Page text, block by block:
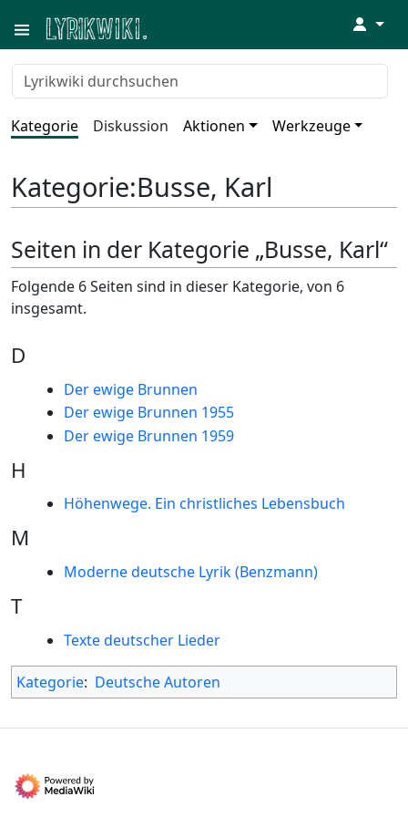
↓
Kategorie Diskussion Aktionen Werkzeuge
Kategorie:Busse, Karl
Seiten in der Kategorie „Busse, Karl“
Folgende 6 Seiten sind in dieser Kategorie, von 6
insgesamt.
D
Der ewige Brunnen
Der ewige Brunnen 1955
Der ewige Brunnen 1959
H
Höhenwege. Ein christliches Lebensbuch
M
Moderne deutsche Lyrik (Benzmann)
T
Texte deutscher Lieder
Kategorie: Deutsche Autoren